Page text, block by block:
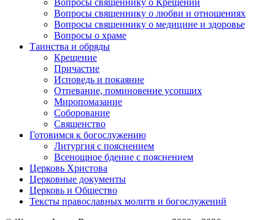
Вопросы священнику о Крещении
Вопросы священнику о любви и отношениях
Вопросы священнику о медицине и здоровье
Вопросы о храме
Таинства и обряды
Крещение
Причастие
Исповедь и покаяние
Отпевание, поминовение усопших
Миропомазание
Соборование
Священство
Готовимся к богослужению
Литургия с пояснением
Всенощное бдение с пояснением
Церковь Христова
Церковные документы
Церковь и Общество
Тексты православных молитв и богослужений